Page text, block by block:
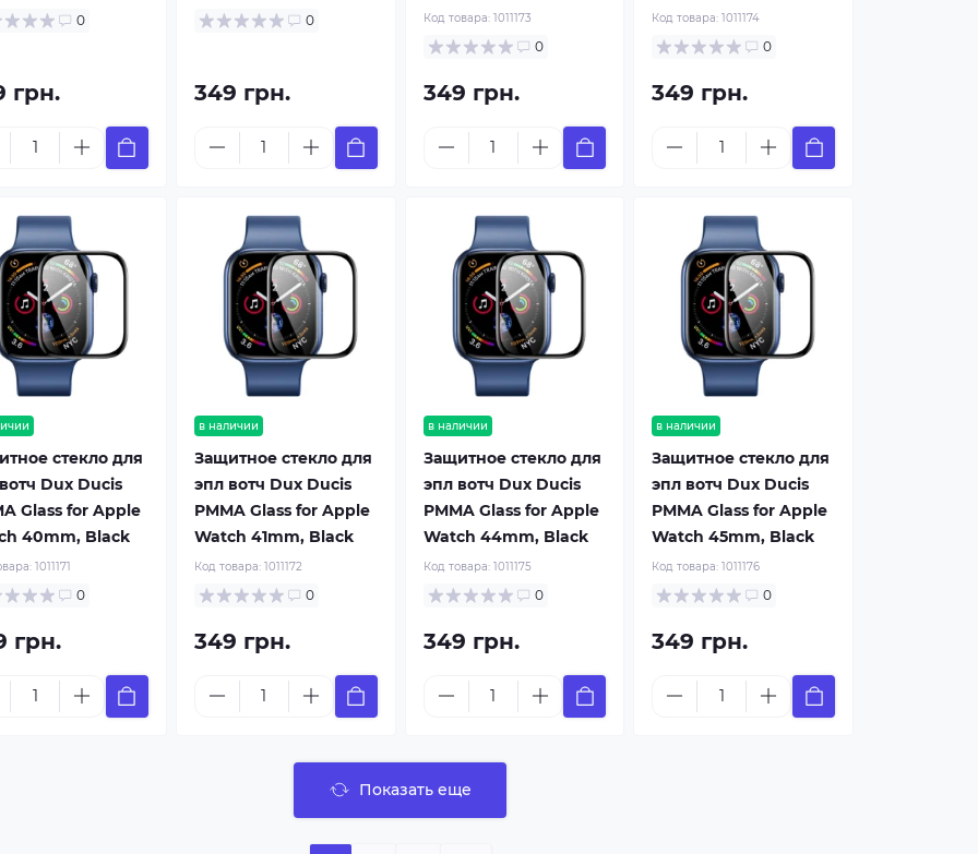
0
грн.
0
349 грн.
Код товара: 1011173
0
349 грн.
Код товара:1011174
0
349 грн.
стекло для
Dux Ducis
Glass for Apple
40mm, Black
1011171
0
грн.
в наличии
Защитное стекло для
эпл вотч Dux Ducis
PMMA Glass for Apple
Watch 41mm, Black
Код товара: 1011172
0
349 грн.
в наличии
Защитное стекло для
эпл вотч Dux Ducis
PMMA Glass for Apple
Watch 44mm, Black
Код товара: 1011175
0
349 грн.
в наличии
Защитное стекло для
эпл вотч Dux Ducis
PMMA Glass for Apple
Watch 45mm, Black
Код товара:1011176
0
349 грн.
Показать еще